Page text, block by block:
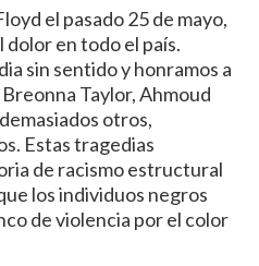
el pasado 25 de mayo,
dolor en todo el país.
sin sentido y honramos a
Taylor, Ahmoud
otros,
Estas tragedias
de racismo estructural
los individuos negros
de violencia por el color